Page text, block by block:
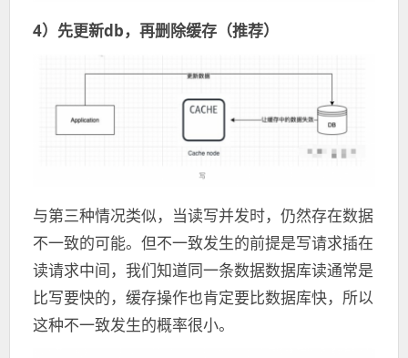
4）先更新db，再删除缓存（推荐）
与第三种情况类似，当读写并发时，仍然存在数据
不一致的可能。但不一致发生的前提是写请求插在
读请求中间，我们知道同一条数据数据库读通常是
比写要快的，缓存操作也肯定要比数据库快，所以
这种不一致发生的概率很小。